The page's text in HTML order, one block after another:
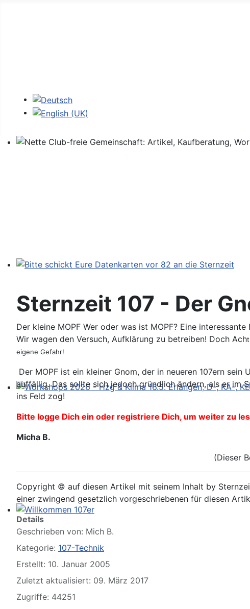
Sprache auswählen
Workshops 2026 - Hzg & Klima 16.5. Erlangen, D-, KA-, KE-
Willkommen 107er
Sternzeit 107 - Der
Der kleine MOPF Wer oder was ist MOPF? Eine
Wir wagen den Versuch, Aufklärung zu betreiben! Doch Ach
eigene Gefahr!
Der MOPF ist ein kleiner Gnom, der in neueren 107ern
auffällig. Das sollte sich jedoch gründlich ändern, als er im
ins Feld zog!
Bitte logge Dich ein oder registriere Dich, um weiter zu
Micha B.
(Dieser
Copyright © auf diesen Artikel mit seinem Inhalt by
einer zwingend gesetzlich vorgeschriebenen für diesen
Details
Geschrieben von: Mich B.
Kategorie: 107-Technik
Erstellt: 10. Januar 2005
Zuletzt aktualisiert: 09. März 2017
Zugriffe: 44251